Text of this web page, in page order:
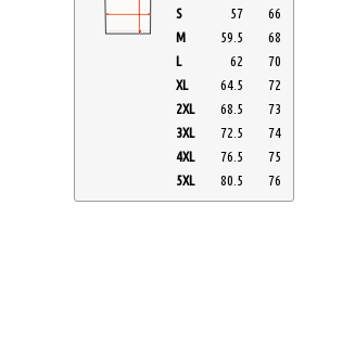
S
57
66
M
59.5
68
L
62
70
XL
64.5
72
2XL
68.5
73
3XL
72.5
74
4XL
76.5
75
5XL
80.5 76